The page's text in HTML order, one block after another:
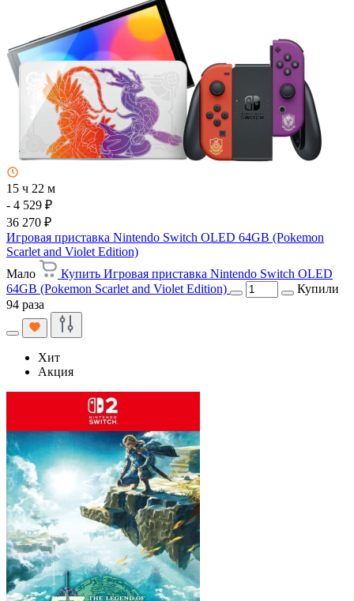
15 ч 22 м
- 4 529 ₽
36 270 ₽
Игровая приставка Nintendo Switch OLED 64GB (Pokemon
Scarlet and Violet Edition)
Мало
Купить Игровая приставка Nintendo Switch OLED
64GB (Pokemon Scarlet and Violet Edition)
Купили
94 раза
Хит
Акция